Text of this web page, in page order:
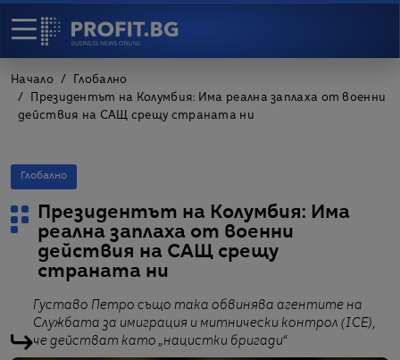
Начало
Глобално
Президентът на Колумбия: Има реална заплаха от военни
действия на САЩ срещу страната ни
Глобално
Президентът на Колумбия: Има
реална заплаха от военни
действия на САЩ срещу
страната ни
Густаво Петро също така обвинява агентите на
Службата за имиграция и митнически контрол (ICE),
че действат като „нацистки бригади“